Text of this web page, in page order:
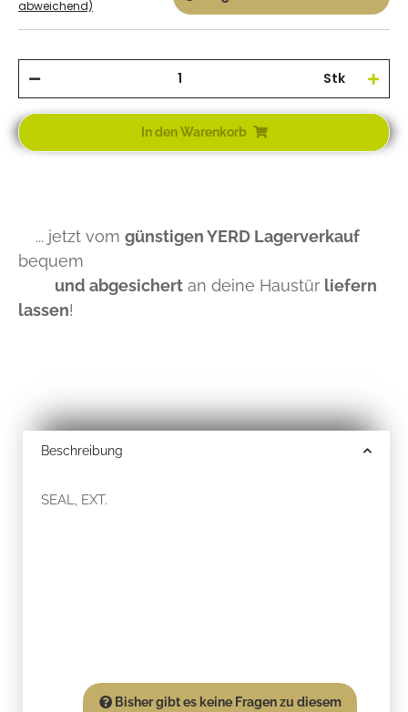
abweichend)
Stk
In den Warenkorb
... jetzt vom günstigen YERD Lagerverkauf
bequem
und abgesichert an deine Haustür liefern
lassen!
Beschreibung
SEAL, EXT.
Bisher gibt es keine Fragen zu diesem